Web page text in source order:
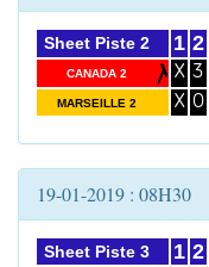
Sheet Piste 2
CANADA 2
MARSEILLE 2
1
X
X
2
3
0
19-01-2019 : 08H30
Sheet Piste 3 1 2